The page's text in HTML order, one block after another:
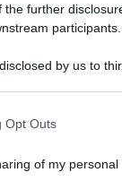
further
participants.
by us to
to your visit
Opt Outs
of my personal